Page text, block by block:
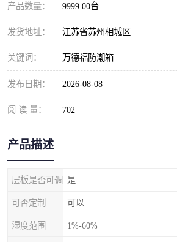
产品数量： 9999.00台
发货地址： 江苏省苏州相城区
关键词： 万德福防潮箱
发布日期： 2026-08-08
阅 读 量： 702
产品描述
层板是否可调 是
可否定制 可以
湿度范围 1%-60%